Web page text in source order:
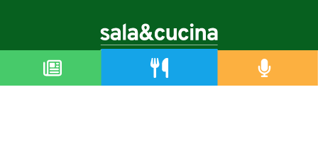
Copyright © 2019-2026
Autorizzazione del Tribunale di Bologna Nr.8143 del 21/12/2010